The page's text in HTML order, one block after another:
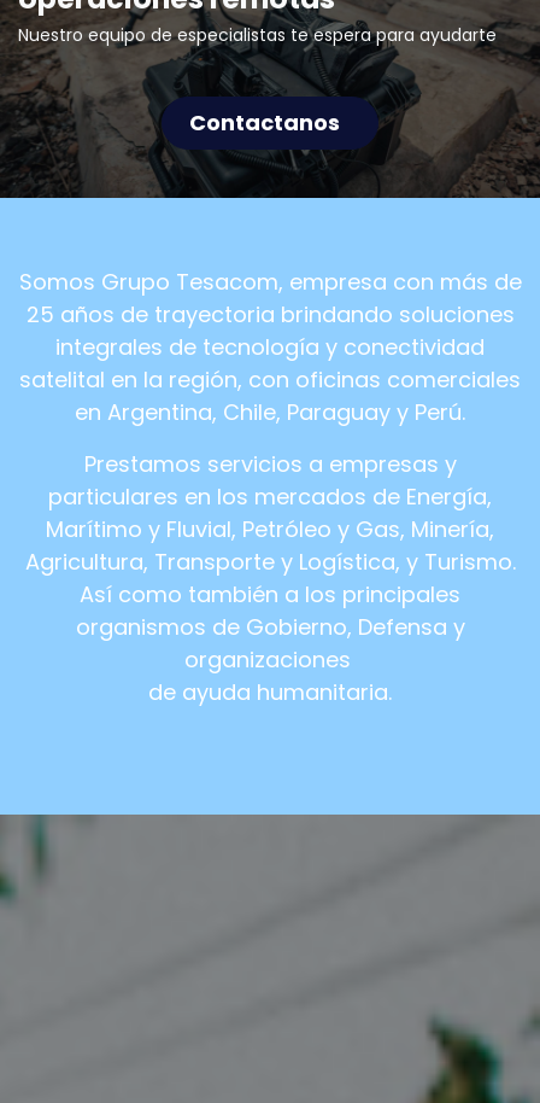
Nuestro equipo de especialistas te espera para ayudarte
Contactanos
Somos Grupo Tesacom, empresa con más de
25 años de trayectoria brindando soluciones
integrales de tecnología y conectividad
satelital en la región, con oficinas comerciales
en Argentina, Chile, Paraguay y Perú.
Prestamos servicios a empresas y
particulares en los mercados de Energía,
Marítimo y Fluvial, Petróleo y Gas, Minería,
Agricultura, Transporte y Logística, y Turismo.
Así como también a los principales
organismos de Gobierno, Defensa y
organizaciones
de ayuda humanitaria.